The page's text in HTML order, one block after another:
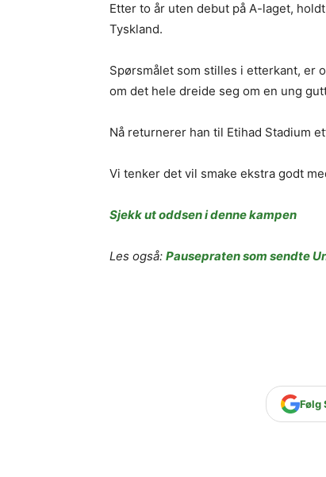
Etter to år uten debut på A-laget,
Tyskland.
Spørsmålet som stilles i etterkant, er
om det hele dreide seg om en ung
Nå returnerer han til Etihad Stadium
Vi tenker det vil smake ekstra godt
Sjekk ut oddsen i denne kampen
Les også: Pausepraten som sendte
Følg